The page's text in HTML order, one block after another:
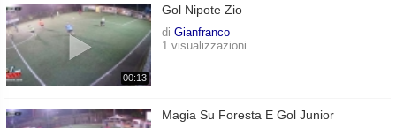
00:13
Gol Nipote Zio
di Gianfranco
1 visualizzazioni
Magia Su Foresta E Gol Junior